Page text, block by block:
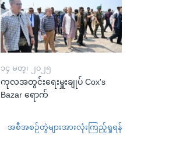
၁၄ မတ္၊ ၂၀၂၅
ကုလအတွင်းရေးမှူးချုပ် Cox's
Bazar ရောက်
အစီအစဉ်တွဲများအားလုံးကြည့်ရှုရန်